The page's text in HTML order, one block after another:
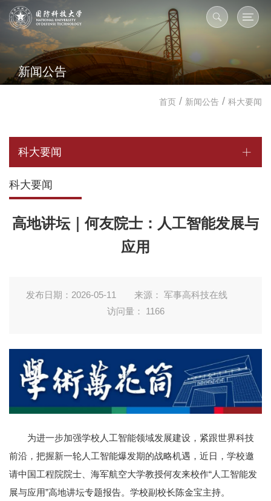
新闻公告
首页 / 新闻公告 / 科大要闻
科大要闻
科大要闻
高地讲坛｜何友院士：人工智能发展与
应用
发布日期：2026-05-11
来源： 军事高科技在线
访问量： 1166
为进一步加强学校人工智能领域发展建设，紧跟世界科技
前沿，把握新一轮人工智能爆发期的战略机遇，近日，学校邀
请中国工程院院士、海军航空大学教授何友来校作“人工智能发
展与应用”高地讲坛专题报告。学校副校长陈金宝主持。